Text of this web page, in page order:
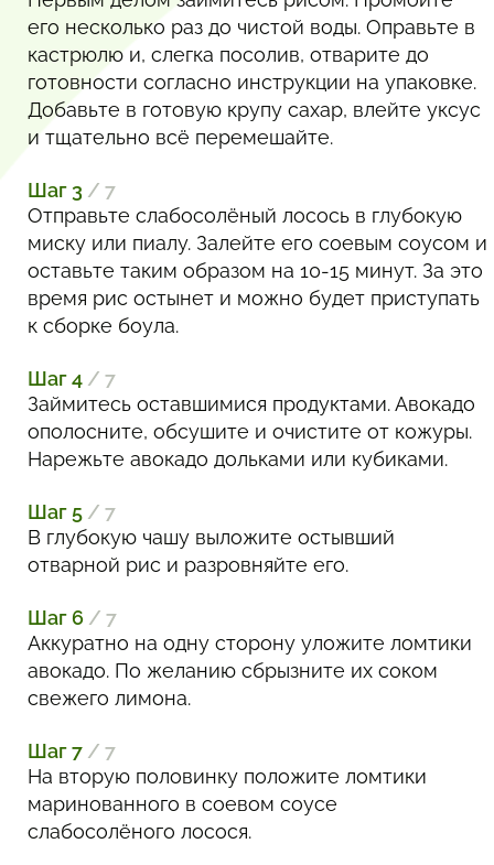
его несколько раз до чистой воды. Оправьте в
кастрюлю и, слегка посолив, отварите до
готовности согласно инструкции на упаковке.
Добавьте в готовую крупу сахар, влейте уксус
и тщательно всё перемешайте.
Шаг 3 / 7
Отправьте слабосолёный лосось в глубокую
миску или пиалу. Залейте его соевым соусом и
оставьте таким образом на 10-15 минут. За это
время рис остынет и можно будет приступать
к сборке боула.
Шаг 4 / 7
Займитесь оставшимися продуктами. Авокадо
ополосните, обсушите и очистите от кожуры.
Нарежьте авокадо дольками или кубиками.
Шаг 5 / 7
В глубокую чашу выложите остывший
отварной рис и разровняйте его.
Шаг 6 / 7
Аккуратно на одну сторону уложите ломтики
авокадо. По желанию сбрызните их соком
свежего лимона.
Шаг 7 / 7
На вторую половинку положите ломтики
маринованного в соевом соусе
слабосолёного лосося.